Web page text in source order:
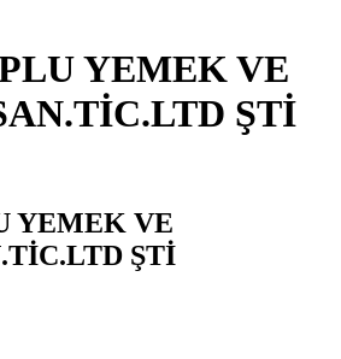
YEMEK VE
ŞTİ
YEMEK VE
ŞTİ